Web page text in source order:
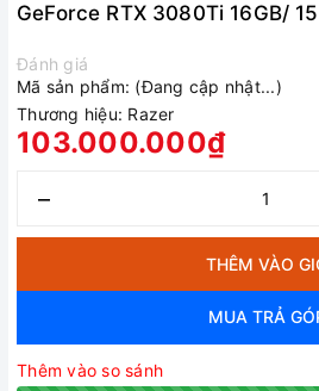
GeForce RTX 3080Ti 16GB/
Đánh giá
Mã sản phẩm: (Đang cập nhật...)
Thương hiệu: Razer
103.000.000₫
–
THÊM VÀO
MUA TRẢ
Thêm vào so sánh